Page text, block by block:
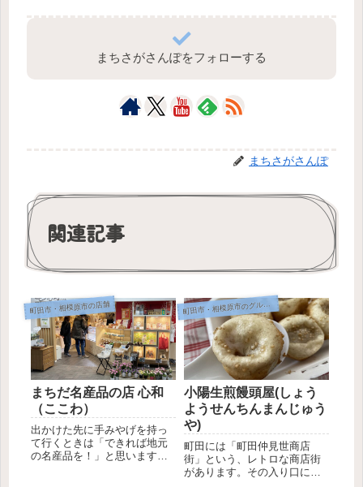
まちさがさんぽをフォローする
まちさがさんぽ
関連記事
町田市・相模原市の店舗
まちだ名産品の店 心和
（ここわ）
出かけた先に手みやげを持っ
て行くときは「できれば地元
の名産品を！」と思います。
町
田市・相模原市のグルメ情報
小陽生煎饅頭屋(しょう
ようせんちんまんじゅう
や)
町田には「町田仲見世商店
街」という、レトロな商店街
があります。その入り口にあ